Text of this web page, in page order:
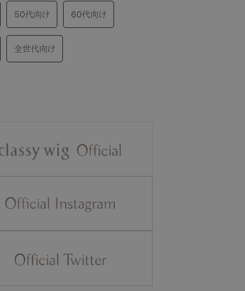
50代向け 60代向け
全世代向け